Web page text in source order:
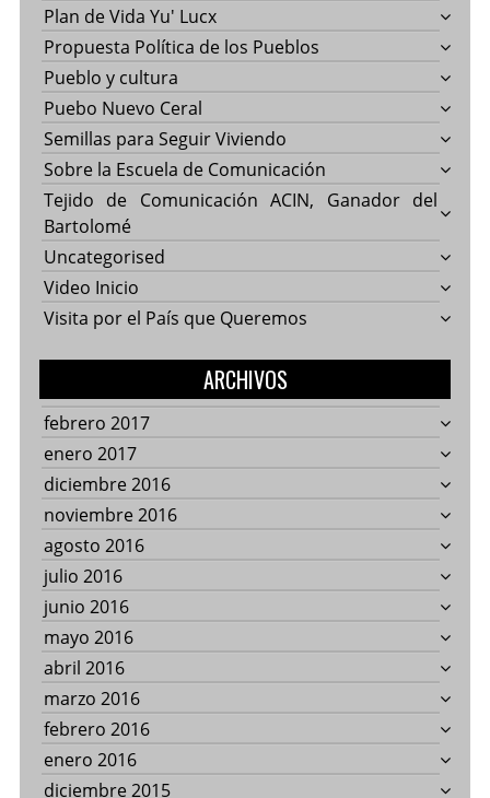
Plan de Vida Yu' Lucx
Propuesta Política de los Pueblos
Pueblo y cultura
Puebo Nuevo Ceral
Semillas para Seguir Viviendo
Sobre la Escuela de Comunicación
Tejido de Comunicación ACIN, Ganador del
Bartolomé
Uncategorised
Video Inicio
Visita por el País que Queremos
ARCHIVOS
febrero 2017
enero 2017
diciembre 2016
noviembre 2016
agosto 2016
julio 2016
junio 2016
mayo 2016
abril 2016
marzo 2016
febrero 2016
enero 2016
diciembre 2015